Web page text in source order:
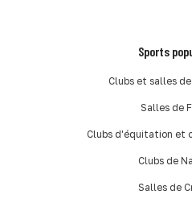
Sports
Clubs et salles
Salles de
Clubs d'équitation et
Clubs de
Salles de